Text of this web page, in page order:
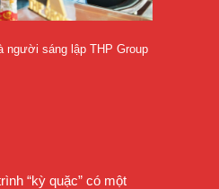
người sáng lập THP Group
“kỳ quặc” có một